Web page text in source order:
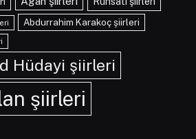
Abdurrahim Karakoç şiirleri
Hüdayi şiirleri
şiirleri